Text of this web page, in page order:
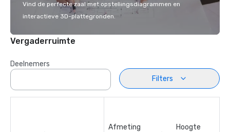
Vind de perfecte zaal met opstellingsdiagrammen en
interactieve 3D-plattegronden.
Vergaderruimte
Deelnemers
Filters
Afmeting
Hoogte